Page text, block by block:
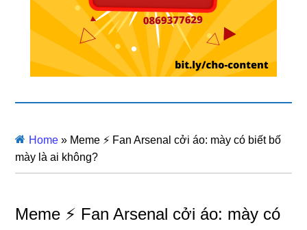
Home » Meme ⚡ Fan Arsenal cởi áo: mày có biết bố
mày là ai không?
Meme ⚡ Fan Arsenal cởi áo: mày có